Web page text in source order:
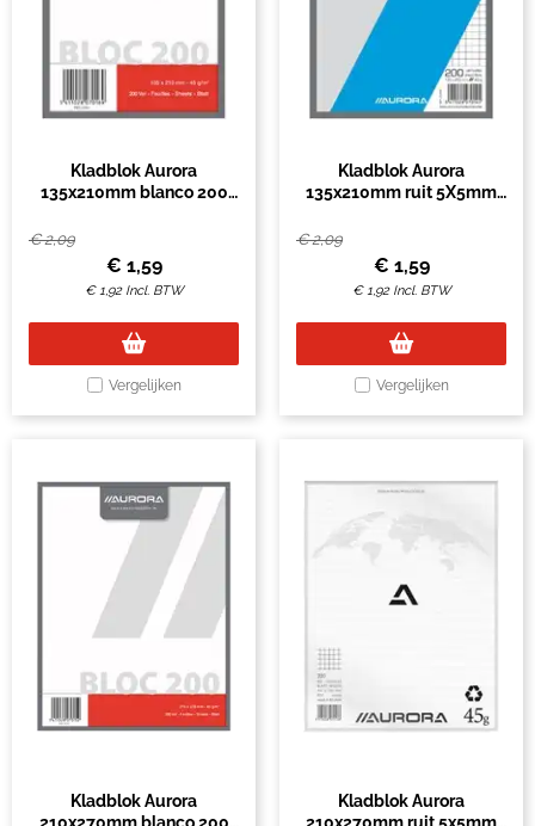
Kladblok Aurora
135x210mm blanco 200
€2,09
€ 1,59
€1,92 Incl. BTW
Vergelijken
Kladblok Aurora
135x210mm ruit 5X5mm
€2,09
€ 1,59
€1,92 Incl. BTW
Vergelijken
Kladblok Aurora
Kladblok Aurora